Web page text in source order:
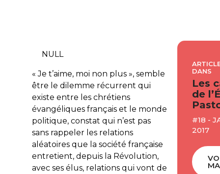
NULL
« Je t’aime, moi non plus », semble
être le dilemme récurrent qui
existe entre les chrétiens
évangéliques français et le monde
politique, constat qui n’est pas
sans rappeler les relations
aléatoires que la société française
entretient, depuis la Révolution,
avec ses élus, relations qui vont de
DANS
Les
de
#18 -
2017